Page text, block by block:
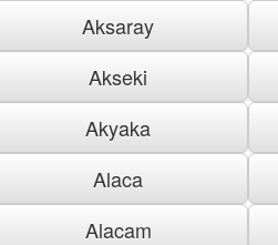
Aksaray
Akseki
Akyaka
Alaca
Alacam